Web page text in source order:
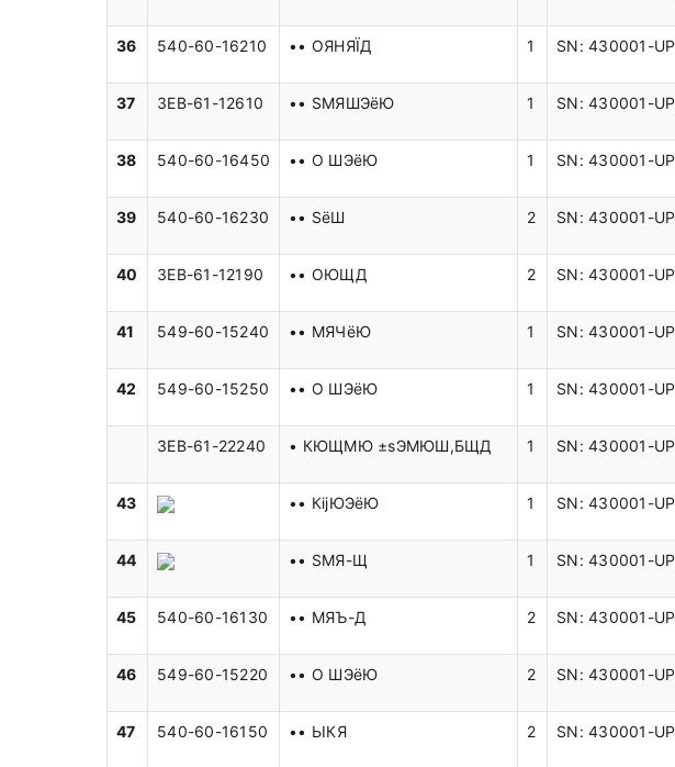
36 540-60-16210 •• ОЯНЯЇД 1 SN: 430001-UP
37 3EB-61-12610 •• ЅМЯШЭёЮ 1 SN: 430001-UP
38 540-60-16450 •• O ШЭёЮ 1 SN: 430001-UP
39 540-60-16230 •• ЅёШ­ 2 SN: 430001-UP
40 3EB-61-12190 •• ОЮЩД 2 SN: 430001-UP
41 549-60-15240 •• МЯЧёЮ 1 SN: 430001-UP
42 549-60-15250 •• O ШЭёЮ 1 SN: 430001-UP
3EB-61-22240 • КЮЩМЮ ±ѕЭМЮШ,БЩД 1 SN: 430001-UP
43 •• КіјЮЭёЮ 1 SN: 430001-UP
44 •• ЅМЯ-Щ 1 SN: 430001-UP
45 540-60-16130 •• МЯЪ-Д 2 SN: 430001-UP
46 549-60-15220 •• O ШЭёЮ 2 SN: 430001-UP
47 540-60-16150 •• ЬІКЯ 2 SN: 430001-UP